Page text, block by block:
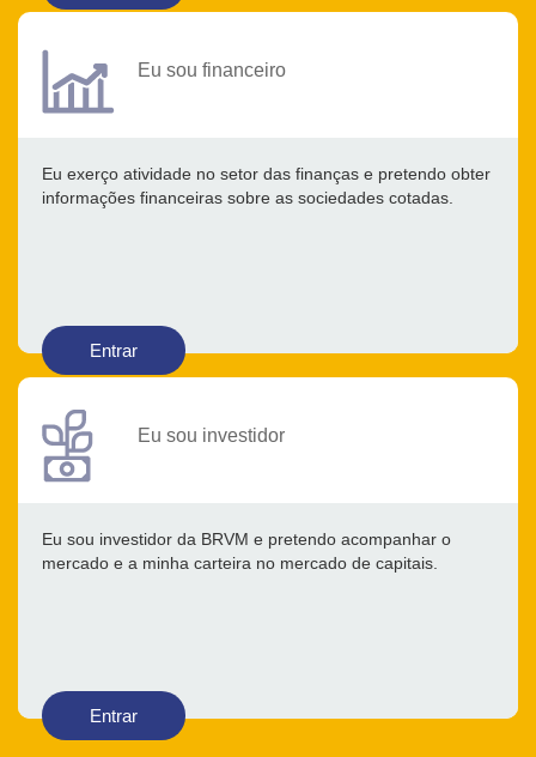
Eu sou financeiro
Eu exerço atividade no setor das finanças e pretendo obter
informações financeiras sobre as sociedades cotadas.
Entrar
Eu sou investidor
Eu sou investidor da BRVM e pretendo acompanhar o
mercado e a minha carteira no mercado de capitais.
Entrar